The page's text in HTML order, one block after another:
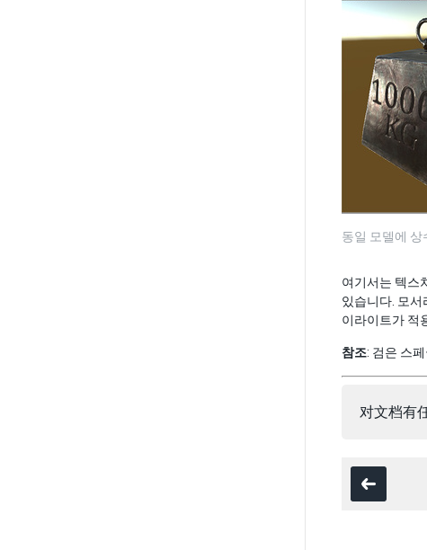
동일 모델에 상
여기서는 텍스
있습니다. 모
이라이트가 적
참조: 검은 스
对文档有